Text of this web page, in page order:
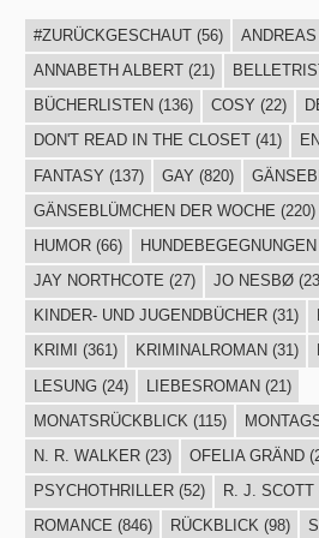
#ZURÜCKGESCHAUT(56)
ANNABETH ALBERT(21)
BÜCHERLISTEN (136) COSY (22)
DON'T READ IN THE CLOSET(41)
FANTASY (137) GAY (820)
GÄNSEBLÜMCHEN DER WOCHE (220)
HUMOR(66) HUNDEBEGEGNUNGEN
JAY NORTHCOTE (27) JO NESBØ
KINDER- UND JUGENDBÜCHER(31)
KRIMI
(361) KRIMINALROMAN (31)
LESUNG(24) LIEBESROMAN(21)
MONATSRÜCKBLICK (115)
N. R. WALKER(23) OFELIA GRÄND
PSYCHOTHRILLER(52) R. J. SCOTT
ROMANCE (846) RÜCKBLICK(98)